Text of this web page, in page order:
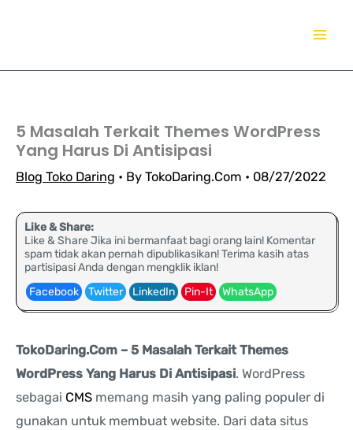
5 Masalah Terkait Themes WordPress
Yang Harus Di Antisipasi
Blog Toko Daring • By TokoDaring.Com • 08/27/2022
Like & Share:
Like & Share Jika ini bermanfaat bagi orang lain! Komentar
spam tidak akan pernah dipublikasikan! Terima kasih atas
partisipasi Anda dengan mengklik iklan!
Facebook
Twitter LinkedIn Pin-It WhatsApp
TokoDaring.Com – 5 Masalah Terkait Themes
WordPress Yang Harus Di Antisipasi. WordPress
sebagai CMS memang masih yang paling populer di
gunakan untuk membuat website. Dari data situs